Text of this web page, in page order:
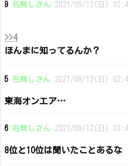
9 名無しさん 2021/09/12(日)
>>4
ほんまに知ってるんか？
5 名無しさん 2021/09/12(日)
東海オンエア…
6 名無しさん 2021/09/12(日)
8位と10位は聞いたことあるな